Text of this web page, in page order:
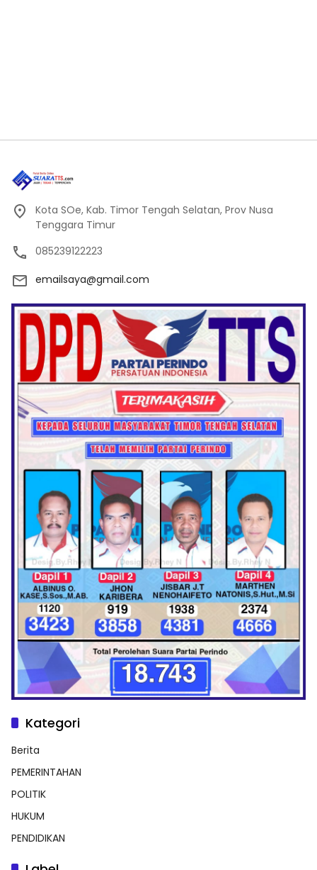
Kota SOe, Kab. Timor Tengah Selatan, Prov Nusa
Tenggara Timur
085239122223
emailsaya@gmail.com
Kategori
Berita
PEMERINTAHAN
POLITIK
HUKUM
PENDIDIKAN